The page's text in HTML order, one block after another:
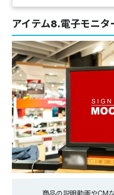
アイテム8.電子モニタ